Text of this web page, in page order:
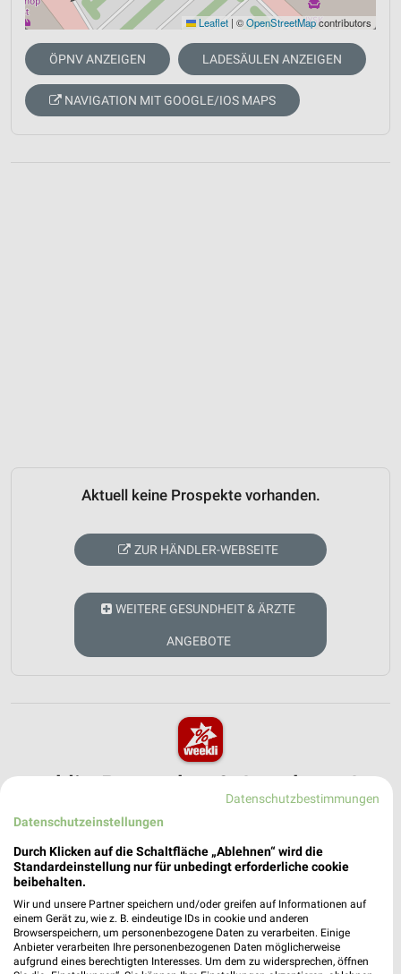
Leaflet | ©OpenStreetMapcontributors
ÖPNV ANZEIGEN LADESÄULEN ANZEIGEN
NAVIGATION MIT GOOGLE/IOS MAPS
Aktuell keine Prospekte vorhanden.
ZUR HÄNDLER-WEBSEITE
WEITERE GESUNDHEIT & ÄRZTE
ANGEBOTE
weekli - Prospekte & Angebote App
Alle easyApotheke Angebote immer griffbereit – mit der
✔Standortgenaue Angebote
✔Folge deinem Lieblingshändler
✔Push-Benachrichtigungen bei neuen Prospekten
✔Einkaufsliste - Einkauf stressfrei planen
Datenschutzbestimmungen
Datenschutzeinstellungen
Durch Klicken auf die Schaltfläche „Ablehnen“ wird die
Standardeinstellung nur für unbedingt erforderliche cookie
beibehalten.
Wir und unsere Partner speichern und/oder greifen auf Informationen auf
einem Gerät zu, wie z. B. eindeutige IDs in cookie und anderen
Browserspeichern, um personenbezogene Daten zu verarbeiten. Einige
Anbieter verarbeiten Ihre personenbezogenen Daten möglicherweise
aufgrund eines berechtigten Interesses. Um dem zu widersprechen, öffnen